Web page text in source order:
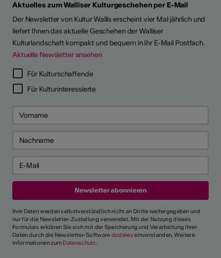
Aktuelles zum Walliser Kulturgeschehen per E-Mail
Der Newsletter von Kultur Wallis erscheint vier Mal jährlich und
liefert Ihnen das aktuelle Geschehen der Walliser
Kulturlandschaft kompakt und bequem in Ihr E-Mail Postfach.
Aktuelle Newsletter ansehen
Für Kulturschaffende
Für Kulturinteressierte
Ihre Daten werden selbstverständlich nicht an Dritte weitergegeben und
nur für die Newsletter-Zustellung verwendet. Mit der Nutzung dieses
Formulars erklären Sie sich mit der Speicherung und Verarbeitung Ihrer
Daten durch die Newsletter-Software dodeleyeinverstanden. Weitere
Informationen zum Datenschutz.